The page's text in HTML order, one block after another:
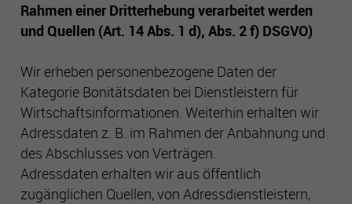
Rahmen einer Dritterhebung verarbeitet werden
und Quellen (Art. 14 Abs. 1 d), Abs. 2 f) DSGVO)
Wir erheben personenbezogene Daten der
Kategorie Bonitätsdaten bei Dienstleistern für
Wirtschaftsinformationen. Weiterhin erhalten wir
Adressdaten z. B. im Rahmen der Anbahnung und
des Abschlusses von Verträgen.
Adressdaten erhalten wir aus öffentlich
zugänglichen Quellen, von Adressdienstleistern,